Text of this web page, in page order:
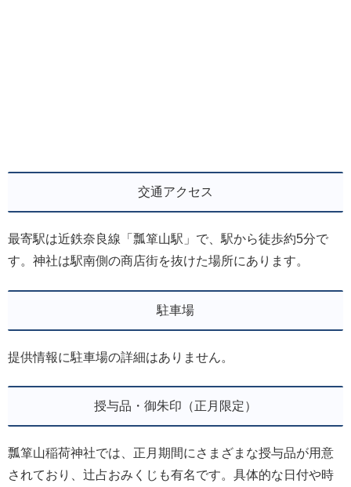
交通アクセス
最寄駅は近鉄奈良線「瓢箪山駅」で、駅から徒歩約5分で
す。神社は駅南側の商店街を抜けた場所にあります。
駐車場
提供情報に駐車場の詳細はありません。
授与品・御朱印（正月限定）
瓢箪山稲荷神社では、正月期間にさまざまな授与品が用意
されており、辻占おみくじも有名です。具体的な日付や時